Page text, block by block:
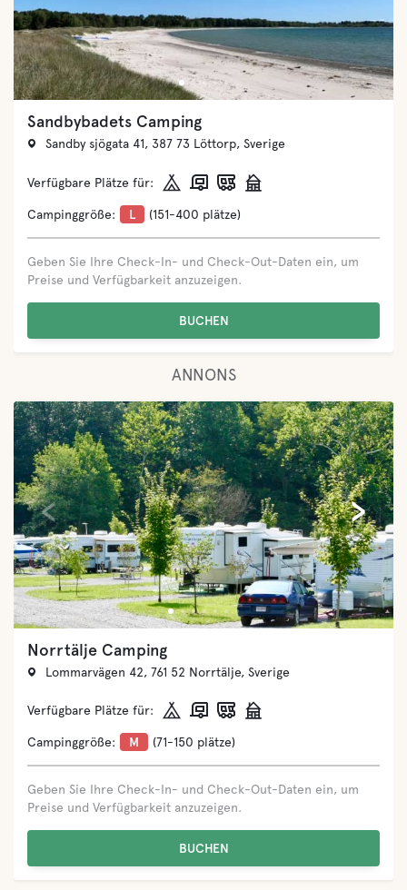
Kolleviks Camping & Stugby
Kolleviksvägen 11, 374 30 Karlshamn, Sverige
Verfügbare Plätze für:
Campinggröße: M (71-150 plätze)
Geben Sie Ihre Check-In- und Check-Out-Daten ein, um
Preise und Verfügbarkeit anzuzeigen.
BUCHEN
ANNONS
›
‹
Kristianopel Resort
Kristianopel Resort 373 78, Fågelmara, Sverige
Verfügbare Plätze für:
Campinggröße: M (71-150 plätze)
Geben Sie Ihre Check-In- und Check-Out-Daten ein, um
Preise und Verfügbarkeit anzuzeigen.
BUCHEN